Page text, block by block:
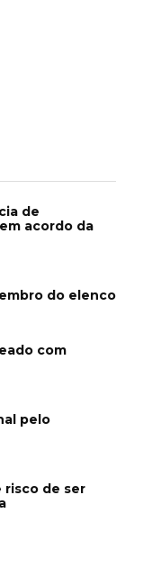
de
acordo da
do elenco
com
pelo
risco de ser